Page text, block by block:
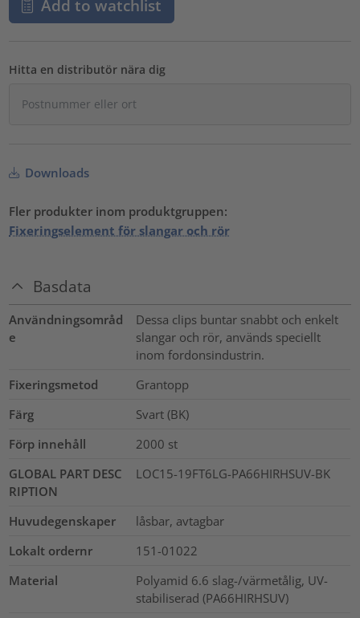
Add to watchlist
Hitta en distributör nära dig
Downloads
Fler produkter inom produktgruppen:
Fixeringselement för slangar och rör
Basdata
Användningsområd
e
Dessa clips buntar snabbt och enkelt
slangar och rör, används speciellt
inom fordonsindustrin.
Fixeringsmetod
Grantopp
Färg
Svart (BK)
Förp innehåll
2000 st
GLOBAL PART DESC
RIPTION
LOC15-19FT6LG-PA66HIRHSUV-BK
Huvudegenskaper
låsbar, avtagbar
Lokalt ordernr
151-01022
Material
Polyamid 6.6 slag-/värmetålig, UV-
stabiliserad (PA66HIRHSUV)